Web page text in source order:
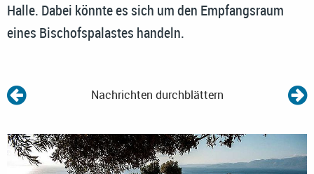
Halle. Dabei könnte es sich um den Empfangsraum
eines Bischofspalastes handeln.
Nachrichten durchblättern